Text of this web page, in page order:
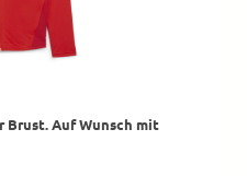
Brust. Auf Wunsch mit